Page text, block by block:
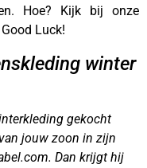
Hoe? Kijk bij onze
Luck!
winter
gekocht
jouw zoon in zijn
Dan krijgt hij